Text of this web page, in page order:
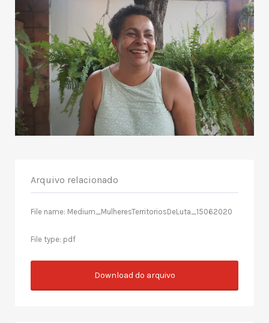
Arquivo relacionado
File name: Medium_MulheresTerritoriosDeLuta_15062020
File type: pdf
Download do arquivo